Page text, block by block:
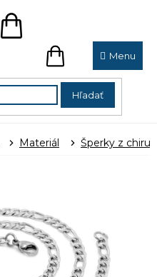
Hľadať
NÁKUPNÝ
NÁKUPNÝ
KOŠÍK
Materiál Šperky z